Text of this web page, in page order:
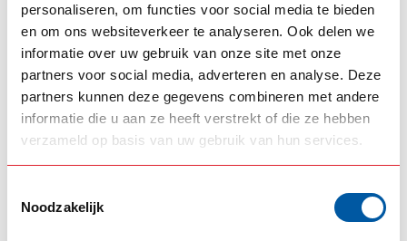
personaliseren, om functies voor social media te bieden
en om ons websiteverkeer te analyseren. Ook delen we
informatie over uw gebruik van onze site met onze
partners voor social media, adverteren en analyse. Deze
partners kunnen deze gegevens combineren met andere
informatie die u aan ze heeft verstrekt of die ze hebben
verzameld op basis van uw gebruik van hun services.
Noodzakelijk
OMNIUS
Omnius slim taillight